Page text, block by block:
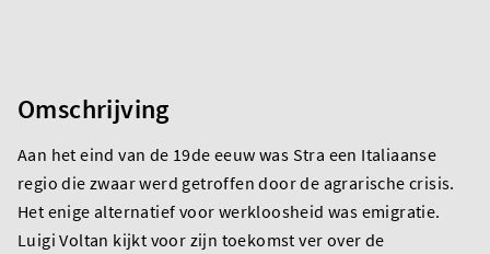
Omschrijving
Aan het eind van de 19de eeuw was Stra een Italiaanse
regio die zwaar werd getroffen door de agrarische crisis.
Het enige alternatief voor werkloosheid was emigratie.
Luigi Voltan kijkt voor zijn toekomst ver over de